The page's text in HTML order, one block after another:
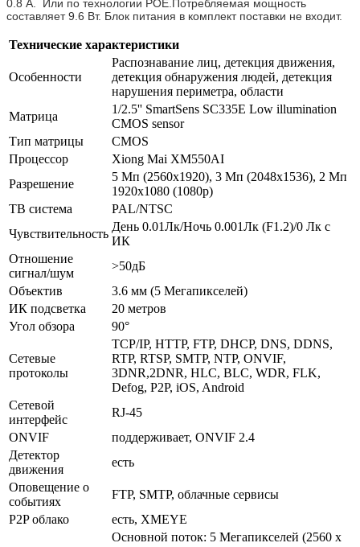
0.8 А. Или по технологии POE.Потребляемая мощность
составляет 9.6 Вт. Блок питания в комплект поставки не входит.
Технические характеристики
Особенности
Распознавание лиц, детекция движения,
детекция обнаружения людей, детекция
нарушения периметра, области
Матрица
1/2.5'' SmartSens SC335E Low illumination
CMOS sensor
Тип матрицы
CMOS
Процессор
Xiong Mai XM550AI
Разрешение
5 Мп (2560x1920), 3 Мп (2048x1536), 2 Мп
1920x1080 (1080p)
ТВ система
PAL/NTSC
Чувствительность
День 0.01Лк/Ночь 0.001Лк (F1.2)/0 Лк с
ИК
Отношение
сигнал/шум
>50дБ
Объектив
3.6 мм (5 Мегапикселей)
ИК подсветка
20 метров
Угол обзора
90°
Сетевые
протоколы
TCP/IP, HTTP, FTP, DHCP, DNS, DDNS,
RTP, RTSP, SMTP, NTP, ONVIF,
3DNR,2DNR, HLC, BLC, WDR, FLK,
Defog, P2P, iOS, Android
Сетевой
интерфейс
RJ-45
ONVIF
поддерживает, ONVIF 2.4
Детектор
движения
есть
Оповещение о
событиях
FTP, SMTP, облачные сервисы
P2P облако
есть, XMEYE
Основной поток: 5 Мегапикселей (2560 х